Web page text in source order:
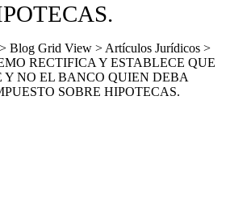
> Blog Grid View > Artículos Jurídicos >
RECTIFICA Y ESTABLECE QUE
Y NO EL BANCO QUIEN DEBA
SOBRE HIPOTECAS.